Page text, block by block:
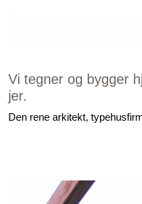
Vi tegner og bygger
jer.
Den rene arkitekt,